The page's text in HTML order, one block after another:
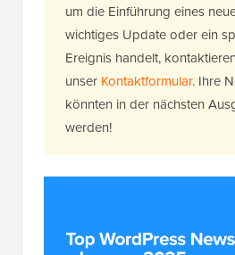
um die Einführung eines
wichtiges Update oder ein
Ereignis handelt,
unser Kontaktformular. Ihre
könnten in der nächsten
werden!